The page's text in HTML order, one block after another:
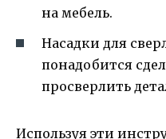
на мебель.
Насадки для
понадобится
просверлить
Используя эти